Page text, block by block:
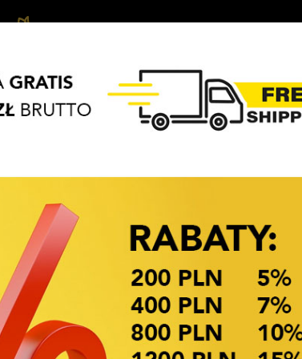
OKAZJE CENOWE
Verfügbarkeit: